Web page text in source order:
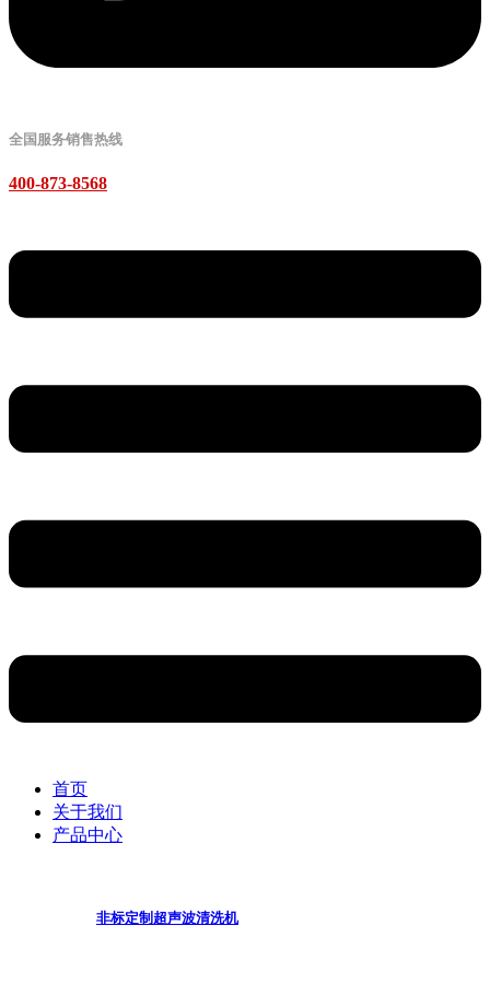
全国服务销售热线
400-873-8568
首页
关于我们
产品中心
非标定制超声波清洗机